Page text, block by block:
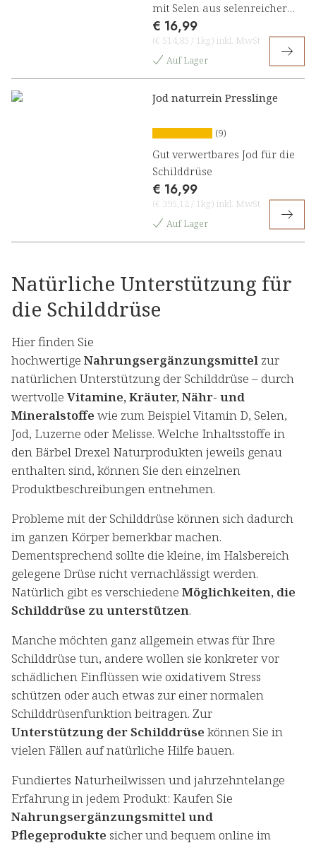
mit Selen aus selenreicher
Hefe und Mandelpilzpulver
€ 16,99
(€ 514,85 / 1kg) inkl. MwSt
Auf Lager
Jod naturrein Presslinge
(9)
Gut verwertbares Jod für die
Schilddrüse
€ 16,99
(€ 395,12 / 1kg) inkl. MwSt
Auf Lager
Natürliche Unterstützung für
die Schilddrüse
Hier finden Sie
hochwertige Nahrungsergänzungsmittel zur
natürlichen Unterstützung der Schilddrüse – durch
wertvolle Vitamine, Kräuter, Nähr- und
Mineralstoffe wie zum Beispiel Vitamin D, Selen,
Jod, Luzerne oder Melisse. Welche Inhaltsstoffe in
den Bärbel Drexel Naturprodukten jeweils genau
enthalten sind, können Sie den einzelnen
Produktbeschreibungen entnehmen.
Probleme mit der Schilddrüse können sich dadurch
im ganzen Körper bemerkbar machen.
Dementsprechend sollte die kleine, im Halsbereich
gelegene Drüse nicht vernachlässigt werden.
Natürlich gibt es verschiedene Möglichkeiten, die
Schilddrüse zu unterstützen.
Manche möchten ganz allgemein etwas für Ihre
Schilddrüse tun, andere wollen sie konkreter vor
schädlichen Einflüssen wie oxidativem Stress
schützen oder auch etwas zur einer normalen
Schilddrüsenfunktion beitragen. Zur
Unterstützung der Schilddrüse können Sie in
vielen Fällen auf natürliche Hilfe bauen.
Fundiertes Naturheilwissen und jahrzehntelange
Erfahrung in jedem Produkt: Kaufen Sie
Nahrungsergänzungsmittel und
Pflegeprodukte sicher und bequem online im